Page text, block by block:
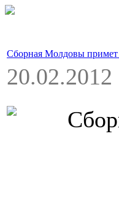
Сборная Молдовы примет